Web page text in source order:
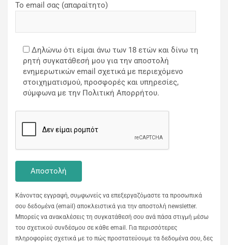
Το email σας (απαραίτητο)
Δηλώνω ότι είμαι άνω των 18 ετών και δίνω τη
ρητή συγκατάθεσή μου για την αποστολή
ενημερωτικών email σχετικά με περιεχόμενο
στοιχηματισμού, προσφορές και υπηρεσίες,
σύμφωνα με την Πολιτική Απορρήτου.
Κάνοντας εγγραφή, συμφωνείς να επεξεργαζόμαστε τα προσωπικά
σου δεδομένα (email) αποκλειστικά για την αποστολή newsletter.
Μπορείς να ανακαλέσεις τη συγκατάθεσή σου ανά πάσα στιγμή μέσω
του σχετικού συνδέσμου σε κάθε email. Για περισσότερες
πληροφορίες σχετικά με το πώς προστατεύουμε τα δεδομένα σου, δες